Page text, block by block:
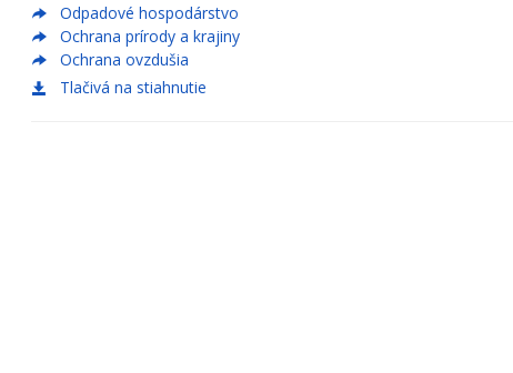
Odpadové hospodárstvo
Ochrana prírody a krajiny
Ochrana ovzdušia
Tlačivá na stiahnutie